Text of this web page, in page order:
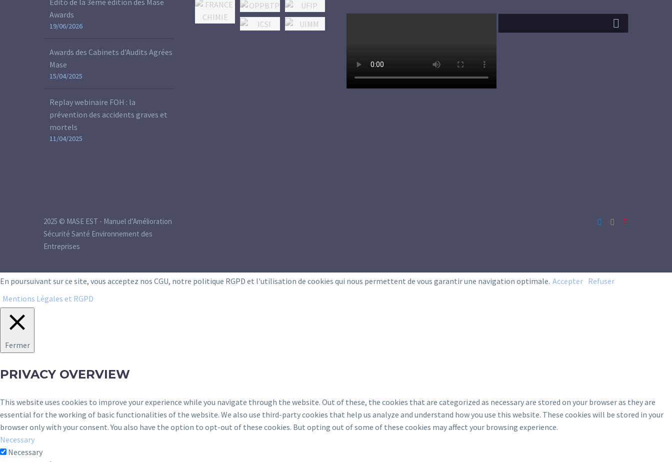
Edito de la 3ème édition des Mase
Awards
19/06/2026
Awards des Cabinets d'Audits Agrées
Mase
15/04/2025
Replay webinaire FOH : la
prévention des accidents graves et
mortels
11/04/2025
2025 © MASE EST - Manuel d’Amélioration
Sécurité Santé Environnement des
Entreprises
En poursuivant sur ce site, vous acceptez nos CGU, notre politique RGPD et l'utilisation de cookies qui nous permettent de vous garantir une navigation optimale. Accepter Refuser
Mentions Légales et RGPD
Fermer
PRIVACY OVERVIEW
This website uses cookies to improve your experience while you navigate through the website. Out of these, the cookies that are categorized as necessary are stored on your browser as they are
essential for the working of basic functionalities of the website. We also use third-party cookies that help us analyze and understand how you use this website. These cookies will be stored in your
browser only with your consent. You also have the option to opt-out of these cookies. But opting out of some of these cookies may affect your browsing experience.
Necessary
Necessary